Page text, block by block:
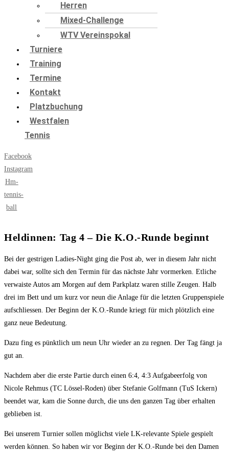
Herren
Mixed-Challenge
WTV Vereinspokal
Turniere
Training
Termine
Kontakt
Platzbuchung
Westfalen
Tennis
Facebook
Instagram
Hm-
tennis-
ball
Heldinnen: Tag 4 – Die K.O.-Runde beginnt
Bei der gestrigen Ladies-Night ging die Post ab, wer in diesem Jahr nicht
dabei war, sollte sich den Termin für das nächste Jahr vormerken. Etliche
verwaiste Autos am Morgen auf dem Parkplatz waren stille Zeugen. Halb
drei im Bett und um kurz vor neun die Anlage für die letzten Gruppenspiele
aufschliessen. Der Beginn der K.O.-Runde kriegt für mich plötzlich eine
ganz neue Bedeutung.
Dazu fing es pünktlich um neun Uhr wieder an zu regnen. Der Tag fängt ja
gut an.
Nachdem aber die erste Partie durch einen 6:4, 4:3 Aufgabeerfolg von
Nicole Rehmus (TC Lössel-Roden) über Stefanie Golfmann (TuS Ickern)
beendet war, kam die Sonne durch, die uns den ganzen Tag über erhalten
geblieben ist.
Bei unserem Turnier sollen möglichst viele LK-relevante Spiele gespielt
werden können. So haben wir vor Beginn der K.O.-Runde bei den Damen